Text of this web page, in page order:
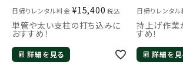
日帰りレンタル料金 ¥15,400 税込
単管や太い支柱の打ち込みに
おすすめ！
詳細を見る
日帰りレンタ
持上げ作業
すめ！
詳細を見